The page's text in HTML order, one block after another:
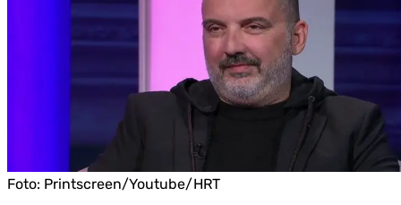
Foto: Printscreen/Youtube/HRT